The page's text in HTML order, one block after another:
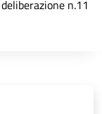
n.11